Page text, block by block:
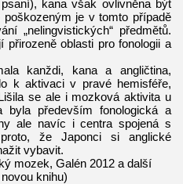
kana však ovlivněna být
je v tomto případě
„nelingvistických“ předmětů.
oblasti pro fonologii a
kanždi, kana a angličtina,
k aktivaci v pravé hemisféře,
se ale i mozková aktivita u
byla především fonologická a
ale navíc i centra spojená s
že Japonci si anglické
vybavit.
mozek, Galén 2012 a další
knihu)